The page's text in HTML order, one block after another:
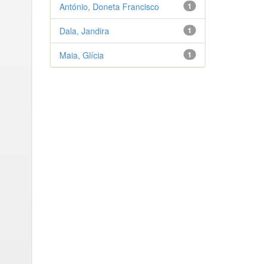
1
António, Doneta Francisco
1
Dala, Jandira
1
Maia, Glícia